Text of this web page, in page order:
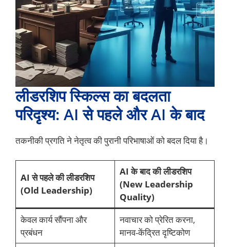
लीडरशिप स्किल्स का बदलता
परिदृश्य: AI से पहले और AI के बाद
तकनीकी प्रगति ने नेतृत्व की पुरानी परिभाषाओं को बदल दिया है।
AI से पहले की लीडरशिप
(Old Leadership)
AI के बाद की लीडरशिप
(New Leadership
Quality)
केवल कार्य सौंपना और
प्रबंधन
नवाचार को प्रेरित करना,
मानव-केंद्रित दृष्टिकोण